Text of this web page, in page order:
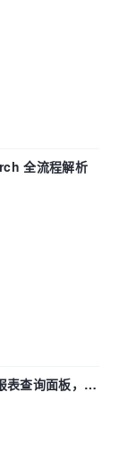
全流程解析
表查询面板，参